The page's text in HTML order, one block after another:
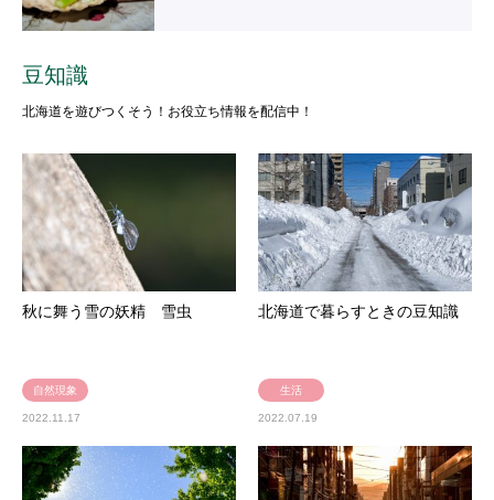
豆知識
北海道を遊びつくそう！お役立ち情報を配信中！
秋に舞う雪の妖精 雪虫
自然現象
2022.11.17
北海道で暮らすときの豆知識
生活
2022.07.19